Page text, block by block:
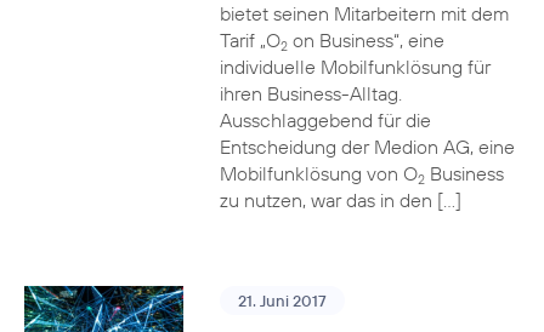
bietet seinen Mitarbeitern mit dem
Tarif „O2on Business“, eine
individuelle Mobilfunklösung für
ihren Business-Alltag.
Ausschlaggebend für die
Entscheidung der Medion AG, eine
Mobilfunklösung von O2Business
zu nutzen, war das in den […]
21. Juni 2017